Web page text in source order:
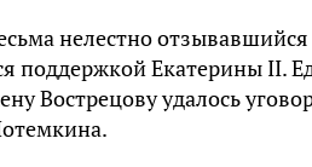
нелестно отзывавшийся
поддержкой Екатерины II.
Вострецову удалось